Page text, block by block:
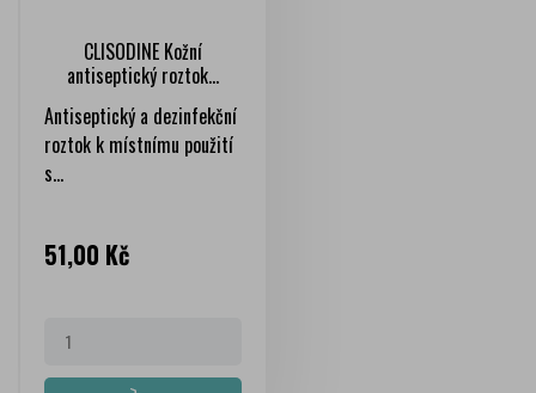
CLISODINE Kožní
antiseptický roztok...
Antiseptický a dezinfekční
roztok k místnímu použití
s...
Cena
51,00 Kč